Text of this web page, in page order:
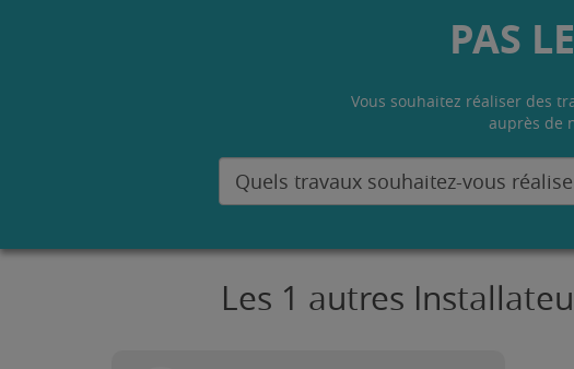
PAS
Vous souhaitez réaliser des
auprès de
Les 1 autres